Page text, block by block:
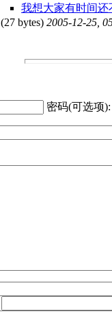
我想大家有时间还
(27 bytes) 2005-12-25,
密码(可选项):